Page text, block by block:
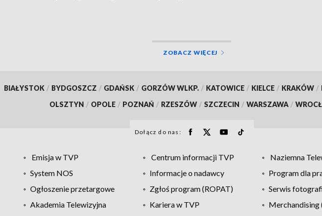
ZOBACZ WIĘCEJ
BIAŁYSTOK / BYDGOSZCZ / GDAŃSK / GORZÓW WLKP. / KATOWICE / KIELCE / KRAKÓW /
OLSZTYN / OPOLE / POZNAŃ / RZESZÓW / SZCZECIN / WARSZAWA /
Dołącz do nas:
Emisja w TVP Centrum informacji TVP Naziemna
System NOS Informacje o nadawcy
Program dla
Ogłoszenie przetargowe Zgłoś program (ROPAT)
Serwis
Akademia Telewizyjna Kariera w TVP
Merchandising